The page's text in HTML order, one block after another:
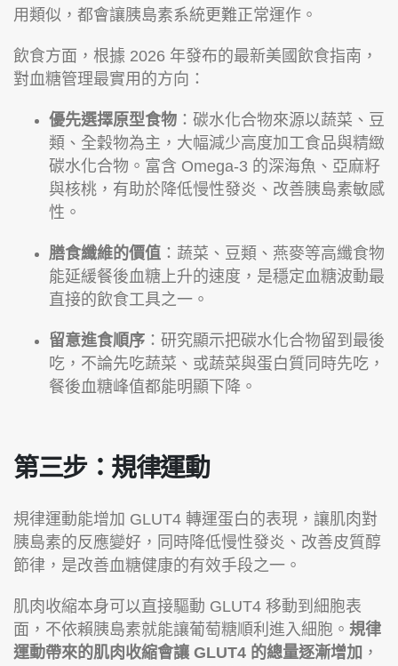
用類似，都會讓胰島素系統更難正常運作。
飲食方面，根據 2026 年發布的最新美國飲食指南，
對血糖管理最實用的方向：
優先選擇原型食物 ：碳水化合物來源以蔬菜、豆
類、全穀物為主，大幅減少高度加工食品與精緻
碳水化合物。富含 Omega-3 的深海魚、亞麻籽
與核桃，有助於降低慢性發炎、改善胰島素敏感
性。
膳食纖維的價值 ：蔬菜、豆類、燕麥等高纖食物
能延緩餐後血糖上升的速度，是穩定血糖波動最
直接的飲食工具之一。
留意進食順序 ：研究顯示把碳水化合物留到最後
吃，不論先吃蔬菜、或蔬菜與蛋白質同時先吃，
餐後血糖峰值都能明顯下降。
第三步：規律運動
規律運動能增加 GLUT4 轉運蛋白的表現，讓肌肉對
胰島素的反應變好，同時降低慢性發炎、改善皮質醇
節律，是改善血糖健康的有效手段之一。
肌肉收縮本身可以直接驅動 GLUT4 移動到細胞表
面，不依賴胰島素就能讓葡萄糖順利進入細胞。 規律
運動帶來的肌肉收縮會讓 GLUT4 的總量逐漸增加 ，